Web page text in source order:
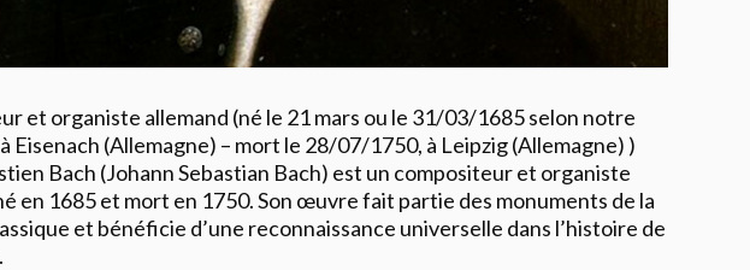
et organiste allemand (né le 21 mars ou le 31/03/1685 selon notre
Eisenach (Allemagne) – mort le 28/07/1750, à Leipzig (Allemagne) )
Bach (Johann Sebastian Bach) est un compositeur et organiste
en 1685 et mort en 1750. Son œuvre fait partie des monuments de la
et bénéficie d’une reconnaissance universelle dans l’histoire de